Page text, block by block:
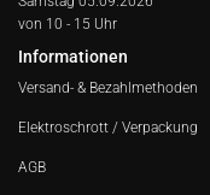
von 10 - 15 Uhr
Informationen
Versand- & Bezahlmethoden
Elektroschrott / Verpackung
AGB